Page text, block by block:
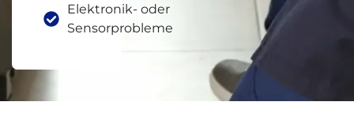
Elektronik- oder
Sensorprobleme